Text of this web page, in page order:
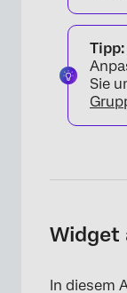
Tipp:
Sie
Widget
In diesem